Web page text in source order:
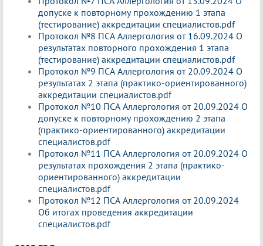
допуске к повторному прохождению 1 этапа
(тестирование) аккредитации специалистов.pdf
Протокол №8 ПСА Аллергология от 16.09.2024 О
результатах повторного прохождения 1 этапа
(тестирование) аккредитации специалистов.pdf
Протокол №9 ПСА Аллергология от 20.09.2024 О
результатах 2 этапа (практико-ориентированного)
аккредитации специалистов.pdf
Протокол №10 ПСА Аллергология от 20.09.2024 О
допуске к повторному прохождению 2 этапа
(практико-ориентированного) аккредитации
специалистов.pdf
Протокол №11 ПСА Аллергология от 20.09.2024 О
результатах прохождения 2 этапа (практико-
ориентированного) аккредитации
специалистов.pdf
Протокол №12 ПСА Аллергология от 20.09.2024
Об итогах проведения аккредитации
специалистов.pdf